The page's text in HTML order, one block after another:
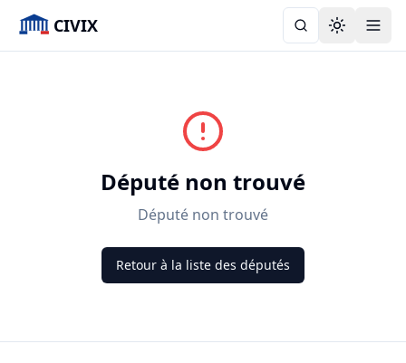
CIVIX Toggle
Député non trouvé
Député non trouvé
Retour à la liste des députés